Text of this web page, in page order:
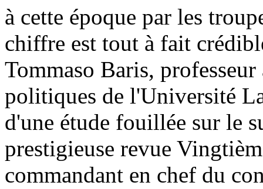
à cette époque par les
chiffre est tout à fait
Tommaso Baris,
politiques de l'Université
d'une étude fouillée sur le
prestigieuse revue
commandant en chef du